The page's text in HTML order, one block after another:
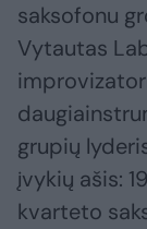
saksofonu
Vytautas
grupių
įvykių ašis:
kvarteto